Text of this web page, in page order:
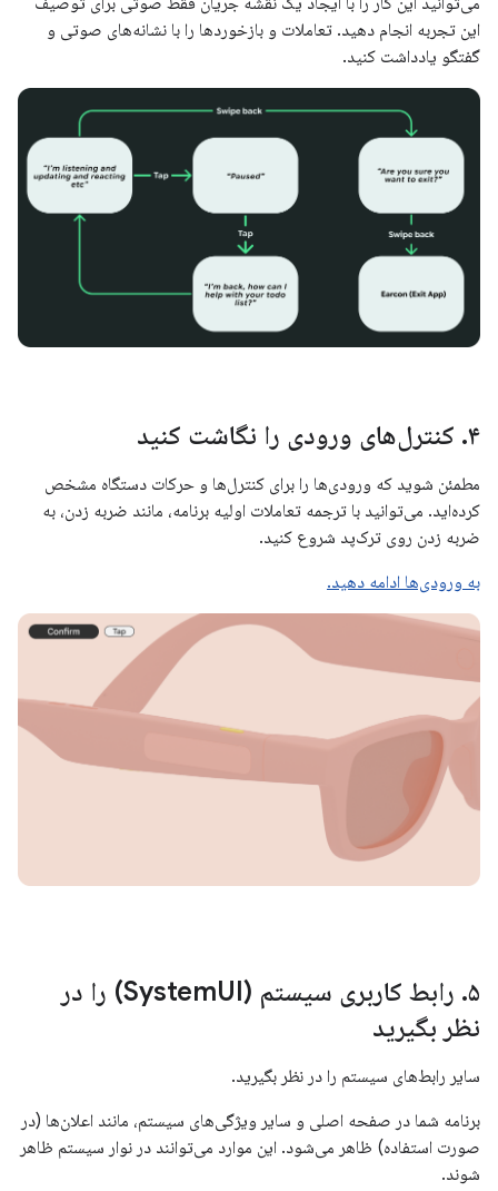
این تجربه انجام دهید. تعاملات و بازخوردها را با نشانه‌های صوتی و
گفتگو یادداشت کنید.
۴. کنترل‌های ورودی را نگاشت کنید
مطمئن شوید که ورودی‌ها را برای کنترل‌ها و حرکات دستگاه مشخص
کرده‌اید. می‌توانید با ترجمه تعاملات اولیه برنامه، مانند ضربه زدن، به
ضربه زدن روی ترک‌پد شروع کنید.
به ورودی‌ها ادامه دهید.
۵. رابط کاربری سیستم (System
UI) را در
نظر بگیرید
سایر رابط‌های سیستم را در نظر بگیرید.
برنامه شما در صفحه اصلی و سایر ویژگی‌های سیستم، مانند اعلان‌ها (در
صورت استفاده) ظاهر می‌شود. این موارد می‌توانند در نوار سیستم ظاهر
شوند.